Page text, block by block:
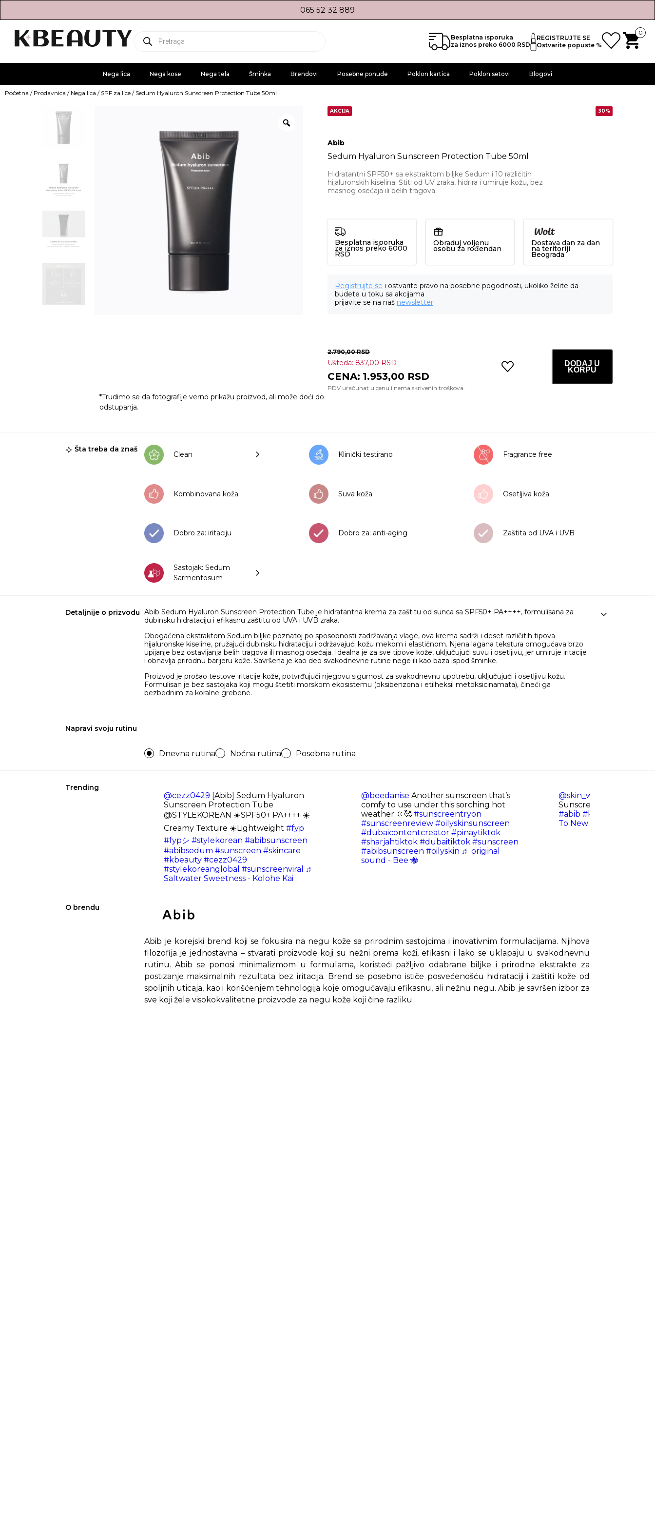
065 52 32 889
Products
search
Besplatna isporuka
za iznos preko 6000 RSD
REGISTRUJTE SE
Ostvarite popuste %
0
Nega lica Nega kose Nega tela Šminka Brendovi Posebne ponude Poklon kartica Poklon setovi Blogovi
Početna / Prodavnica / Nega lica / SPF za lice / Sedum Hyaluron Sunscreen Protection Tube 50ml
AKCIJA 30%
Abib
Sedum Hyaluron Sunscreen Protection Tube 50ml
Hidratantni SPF50+ sa ekstraktom biljke Sedum i 10 različitih
hijaluronskih kiselina. Štiti od UV zraka, hidrira i umiruje kožu, bez
masnog osećaja ili belih tragova.
Besplatna isporuka
za iznos preko 6000
RSD
Obraduj voljenu
osobu za rođendan
Dostava dan za dan
na teritoriji
Beograda
Registrujte se i ostvarite pravo na posebne pogodnosti, ukoliko želite da
budete u toku sa akcijama
prijavite se na naš newsletter
2.790,00RSD
Ušteda: 837,00 RSD
1.953,00 RSD
Sedum
DODAJ U
KORPU
*Trudimo se da fotografije verno prikažu proizvod, ali može doći do
odstupanja.
Šta treba da znaš
Clean Klinički testirano Fragrance free
Kombinovana koža Suva koža Osetljiva koža
Dobro za: iritaciju Dobro za: anti-aging Zaštita od UVA i UVB
Sastojak: Sedum
Sarmentosum
Detaljnije o prizvodu Abib Sedum Hyaluron Sunscreen Protection Tube je hidratantna krema za zaštitu od sunca sa SPF50+ PA++++, formulisana za
dubinsku hidrataciju i efikasnu zaštitu od UVA i UVB zraka.
Obogaćena ekstraktom Sedum biljke poznatoj po sposobnosti zadržavanja vlage, ova krema sadrži i deset različitih tipova
hijaluronske kiseline, pružajući dubinsku hidrataciju i održavajući kožu mekom i elastičnom. Njena lagana tekstura omogućava brzo
upijanje bez ostavljanja belih tragova ili masnog osećaja. Idealna je za sve tipove kože, uključujući suvu i osetljivu, jer umiruje iritacije
i obnavlja prirodnu barijeru kože. Savršena je kao deo svakodnevne rutine nege ili kao baza ispod šminke.
Proizvod je prošao testove iritacije kože, potvrđujući njegovu sigurnost za svakodnevnu upotrebu, uključujući i osetljivu kožu.
Formulisan je bez sastojaka koji mogu štetiti morskom ekosistemu (oksibenzona i etilheksil metoksicinamata), čineći ga
bezbednim za koralne grebene.
Napravi svoju rutinu
Dnevna rutina Noćna rutina Posebna rutina
Trending
@cezz0429 [Abib] Sedum Hyaluron
Sunscreen Protection Tube
@STYLEKOREAN ☀️SPF50+ PA++++ ☀️
Creamy Texture ☀️Lightweight #fyp
#fypシ #stylekorean #abibsunscreen
#abibsedum #sunscreen #skincare
#kbeauty #cezz0429
#stylekoreanglobal #sunscreenviral
♬
Saltwater Sweetness - Kolohe Kai
@beedanise Another sunscreen that’s
comfy to use under this sorching hot
weather 🔆🥰 #sunscreentryon
#sunscreenreview #oilyskinsunscreen
#dubaicontentcreator #pinaytiktok
#sharjahtiktok #dubaitiktok #sunscreen
#abibsunscreen #oilyskin ♬ original
sound - Bee 🐝
@skin_withjenn
Sunscreen First
#abib #kbeauty
To New York - Above &
O brendu
Abib je korejski brend koji se fokusira na negu kože sa prirodnim sastojcima i inovativnim formulacijama. Njihova
filozofija je jednostavna – stvarati proizvode koji su nežni prema koži, efikasni i lako se uklapaju u svakodnevnu
rutinu. Abib se ponosi minimalizmom u formulama, koristeći pažljivo odabrane biljke i prirodne ekstrakte za
postizanje maksimalnih rezultata bez iritacija. Brend se posebno ističe posvećenošću hidrataciji i zaštiti kože od
spoljnih uticaja, kao i korišćenjem tehnologija koje omogućavaju efikasnu, ali nežnu negu. Abib je savršen izbor za
sve koji žele visokokvalitetne proizvode za negu kože koji čine razliku.